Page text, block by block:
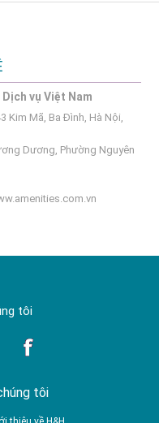
vụ Việt Nam
Kim Mã, Ba Đình, Hà Nội,
Dương, Phường Nguyên
tôi
tôi